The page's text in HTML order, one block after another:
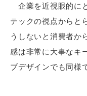
企業を近視眼的に
テックの視点からと
うしないと消費者か
感は非常に大事なキ
ブデザインでも同様